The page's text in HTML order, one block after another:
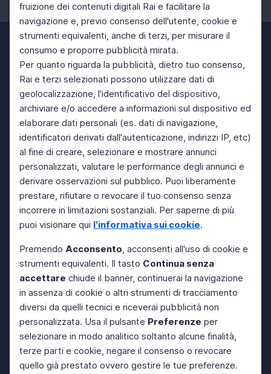
fruizione dei contenuti digitali Rai e facilitare la
navigazione e, previo consenso dell'utente, cookie e
strumenti equivalenti, anche di terzi, per misurare il
consumo e proporre pubblicità mirata.
Per quanto riguarda la pubblicità, dietro tuo consenso,
Rai e terzi selezionati possono utilizzare dati di
geolocalizzazione, l'identificativo del dispositivo,
archiviare e/o accedere a informazioni sul dispositivo ed
elaborare dati personali (es. dati di navigazione,
identificatori derivati dall'autenticazione, indirizzi IP, etc)
al fine di creare, selezionare e mostrare annunci
personalizzati, valutare le performance degli annunci e
derivare osservazioni sul pubblico. Puoi liberamente
prestare, rifiutare o revocare il tuo consenso senza
incorrere in limitazioni sostanziali. Per saperne di più
puoi visionare qui l'informativa sui cookie.
Premendo Acconsento, acconsenti all'uso di cookie e
strumenti equivalenti. Il tasto Continua senza
accettare chiude il banner, continuerai la navigazione
in assenza di cookie o altri strumenti di tracciamento
diversi da quelli tecnici e riceverai pubblicità non
personalizzata. Usa il pulsante Preferenze per
selezionare in modo analitico soltanto alcune finalità,
terze parti e cookie, negare il consenso o revocare
quello già prestato ovvero gestire le tue preferenze.
Facebook Instagram Twitter